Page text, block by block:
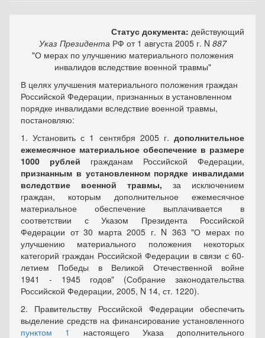
Статус документа: действующий
Указ ПрезидентаРФ от 1 августа 2005 г. N 887
"О мерах по улучшению материального положения
инвалидов вследствие военной травмы"
В целях улучшения материального положения граждан
Российской Федерации, признанных в установленном
порядке инвалидами вследствие военной травмы,
постановляю:
1. Установить с 1 сентября 2005 г. дополнительное
ежемесячное материальное обеспечение в размере
1000 рублей гражданам Российской Федерации,
признанным в установленном порядке инвалидами
вследствие военной травмы, за исключением
граждан, которым дополнительное ежемесячное
материальное обеспечение выплачивается в
соответствии с Указом Президента Российской
Федерации от 30 марта 2005 г. N 363 "О мерах по
улучшению материального положения некоторых
категорий граждан Российской Федерации в связи с 60-
летием Победы в Великой Отечественной войне
1941 - 1945 годов" (Собрание законодательства
Российской Федерации, 2005, N 14, ст. 1220).
2. Правительству Российской Федерации обеспечить
выделение средств на финансирование установленного
пунктом 1
настоящего Указа дополнительного